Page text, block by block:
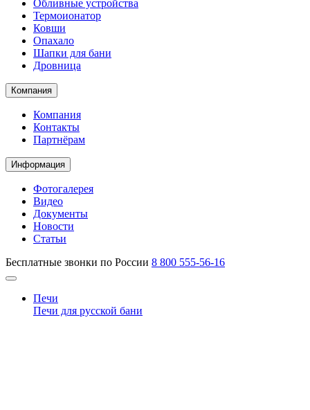
Обливные устройства
Термоионатор
Ковши
Опахало
Шапки для бани
Дровница
Компания
Компания
Контакты
Партнёрам
Информация
Фотогалерея
Видео
Документы
Новости
Статьи
Бесплатные звонки по России 8 800 555-56-16
Печи
Печи для русской бани